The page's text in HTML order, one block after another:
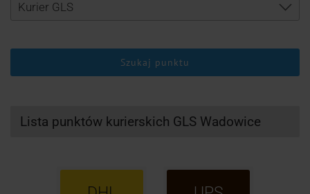
Szukaj punktu
Lista punktów kurierskich GLS Wadowice